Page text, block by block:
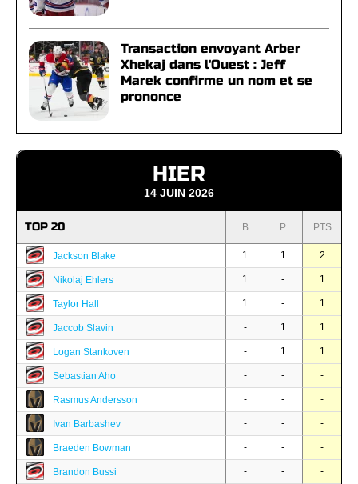
Transaction envoyant Arber
Xhekaj dans l'Ouest : Jeff
Marek confirme un nom et se
prononce
HIER
14 JUIN 2026
TOP 20 B P PTS
Jackson Blake 1 1 2
Nikolaj Ehlers 1 - 1
Taylor Hall 1 - 1
Jaccob Slavin - 1 1
Logan Stankoven - 1 1
Sebastian Aho - - -
Rasmus Andersson - - -
Ivan Barbashev - - -
Braeden Bowman - - -
Brandon Bussi - - -